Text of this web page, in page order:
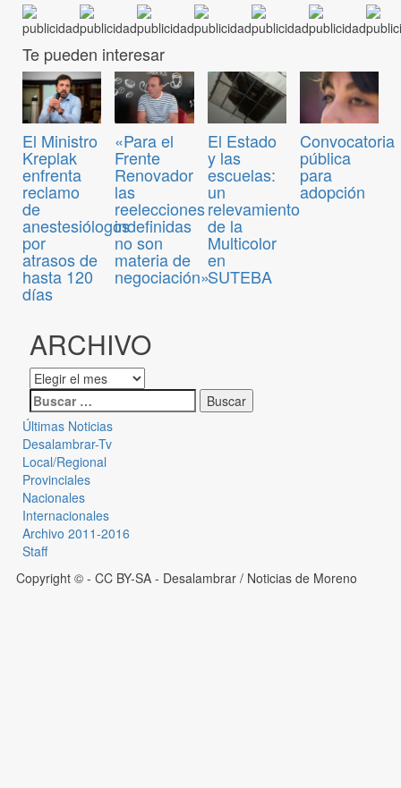
Te pueden interesar
El Ministro
Kreplak
enfrenta
reclamo
de
anestesiólogos
por
atrasos de
hasta 120
días
«Para el
Frente
Renovador
las
reelecciones
indefinidas
no son
materia de
negociación»
El Estado
y las
escuelas:
un
relevamiento
de la
Multicolor
en
SUTEBA
Convocatoria
pública
para
adopción
ARCHIVO
Últimas Noticias
Desalambrar-Tv
Local/Regional
Provinciales
Nacionales
Internacionales
Archivo 2011-2016
Staff
Copyright © - CC BY-SA - Desalambrar / Noticias de Moreno